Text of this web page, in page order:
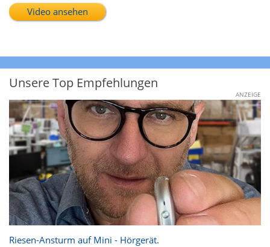
Video ansehen
Unsere Top Empfehlungen
ANZEIGE
Riesen-Ansturm auf Mini - Hörgerät.